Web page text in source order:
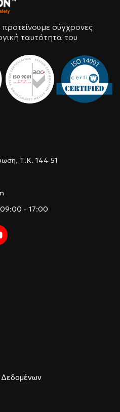
σύγχρονες
ταυτότητα του
Τ.Κ. 144 51
- 17:00